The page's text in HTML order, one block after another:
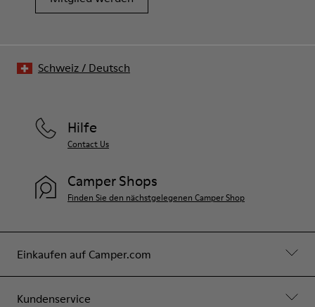
Einkaufen auf Camper.com
Kundenservice
Hilfe
Contact Us
Camper Shops
Finden Sie den nächstgelegenen Camper Shop
Schweiz/ Deutsch